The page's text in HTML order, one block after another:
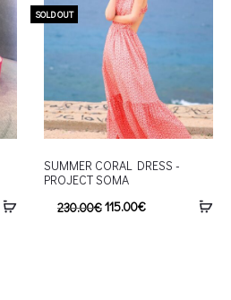
SOLD OUT
SUMMER CORAL DRESS -
PROJECT SOMA
230.00€115.00€